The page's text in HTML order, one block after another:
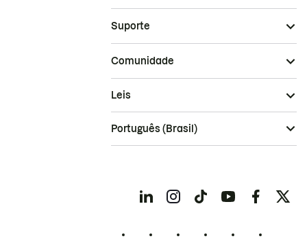
Suporte
Comunidade
Leis
Português (Brasil)